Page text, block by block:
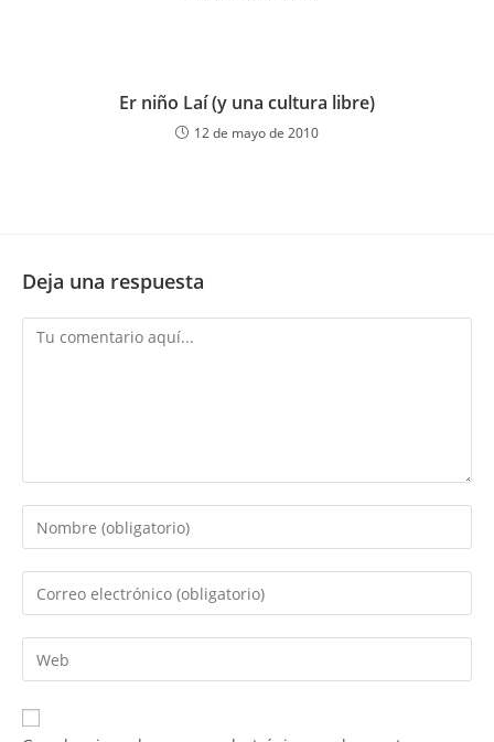
Er niño Laí (y una cultura libre)
12 de mayo de 2010
Deja una respuesta
Comentario
Introduce
tu
nombre
de
usuario
para
Introduce
tu
dirección
de
electrónico
Introduce
la
URL
de